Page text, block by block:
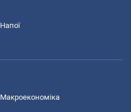
Напої
Макроекономіка